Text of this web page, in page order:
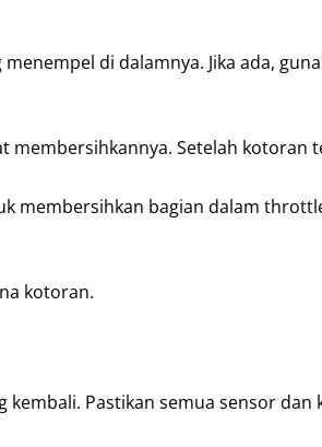
di dalamnya. Jika ada,
Setelah kotoran
membersihkan bagian dalam
kotoran.
Pastikan semua sensor dan